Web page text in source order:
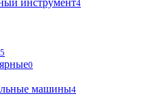
инструмент4
5
0
машины4